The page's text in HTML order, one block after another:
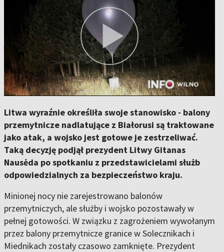
Litwa wyraźnie określiła swoje stanowisko - balony
przemytnicze nadlatujące z Białorusi są traktowane
jako atak, a wojsko jest gotowe je zestrzeliwać.
Taką decyzję podjął prezydent Litwy Gitanas
Nausėda po spotkaniu z przedstawicielami służb
odpowiedzialnych za bezpieczeństwo kraju.
Minionej nocy nie zarejestrowano balonów
przemytniczych, ale służby i wojsko pozostawały w
pełnej gotowości. W związku z zagrożeniem wywołanym
przez balony przemytnicze granice w Solecznikach i
Miednikach zostały czasowo zamknięte. Prezydent